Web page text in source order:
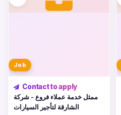
Job
Contact to apply
ممثل خدمة عملاء فروع - شركة
الشارقة لتأجير السيارات